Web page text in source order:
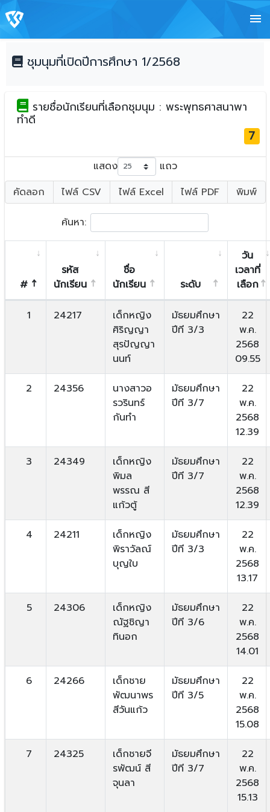
menu
ชุมนุมที่เปิดปีการศึกษา 1/2568
รายชื่อนักเรียนที่เลือกชุมนุม : พระพุทธศาสนาพา
ทำดี
7
แสดง
แถว
คัดลอก
ไฟล์ CSV ไฟล์ Excel ไฟล์ PDF พิมพ์
ค้นหา:
#
รหัส
นักเรียน
ชื่อ
นักเรียน
ระดับ
วัน
เวลาที่
เลือก
1 24217
เด็กหญิง
ศิริญญา
สุรปัญญา
นนท์
มัธยมศึกษา
ปีที 3/3
22
พ.ค.
2568
09.55
2 24356
นางสาวอ
รวรินทร์
กันทำ
มัธยมศึกษา
ปีที 3/7
22
พ.ค.
2568
12.39
3 24349
เด็กหญิง
พิมล
พรรณ สี
แก้วตู้
มัธยมศึกษา
ปีที 3/7
22
พ.ค.
2568
12.39
4 24211
เด็กหญิง
พิราวัลณ์
บุญใบ
มัธยมศึกษา
ปีที 3/3
22
พ.ค.
2568
13.17
5 24306
เด็กหญิง
ณัฐชิญา
ทินอก
มัธยมศึกษา
ปีที 3/6
22
พ.ค.
2568
14.01
6 24266
เด็กชาย
พัฒนาพร
สีวันแก้ว
มัธยมศึกษา
ปีที 3/5
22
พ.ค.
2568
15.08
7 24325
เด็กชายจี
รพัฒน์ สี
จุนลา
มัธยมศึกษา
ปีที 3/7
22
พ.ค.
2568
15.13